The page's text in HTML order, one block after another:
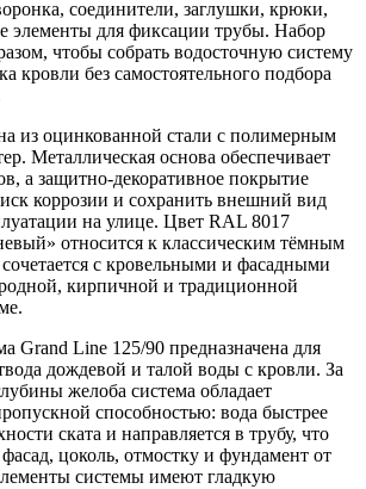
соединители, заглушки, крюки,
элементы для фиксации трубы. Набор
чтобы собрать водосточную систему
кровли без самостоятельного подбора
из оцинкованной стали с полимерным
Металлическая основа обеспечивает
а защитно-декоративное покрытие
коррозии и сохранить внешний вид
на улице. Цвет RAL 8017
относится к классическим тёмным
с кровельными и фасадными
кирпичной и традиционной
Grand Line 125/90 предназначена для
дождевой и талой воды с кровли. За
желоба система обладает
способностью: вода быстрее
ската и направляется в трубу, что
цоколь, отмостку и фундамент от
системы имеют гладкую